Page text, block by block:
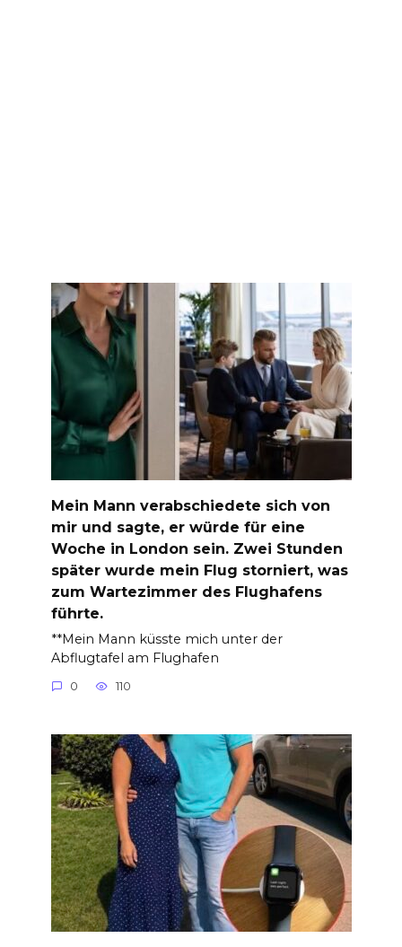
Mein Mann verabschiedete sich von
mir und sagte, er würde für eine
Woche in London sein. Zwei Stunden
später wurde mein Flug storniert, was
zum Wartezimmer des Flughafens
führte.
**Mein Mann küsste mich unter der
Abflugtafel am Flughafen
0 110